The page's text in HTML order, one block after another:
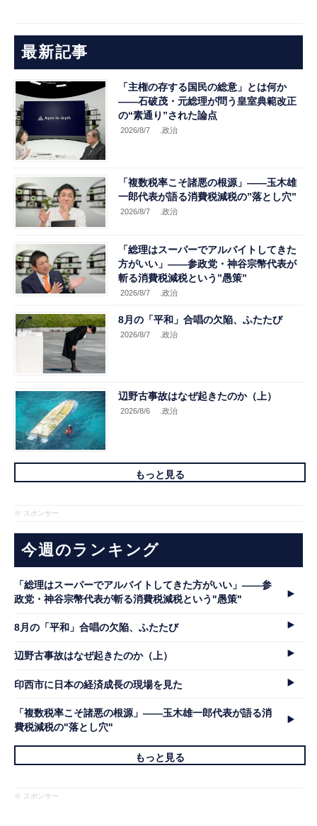
最新記事
「主権の存する国民の総意」とは何か
――石破茂・元総理が問う皇室典範改正
の“素通り”された論点
2026/8/7 .政治
「複数税率こそ諸悪の根源」――玉木雄
一郎代表が語る消費税減税の”落とし穴”
2026/8/7 .政治
「総理はスーパーでアルバイトしてきた
方がいい」――参政党・神谷宗幣代表が
斬る消費税減税という”愚策”
2026/8/7 .政治
8月の「平和」合唱の欠陥、ふたたび
2026/8/7 .政治
辺野古事故はなぜ起きたのか（上）
2026/8/6 .政治
もっと見る
※ スポンサー
今週のランキング
「総理はスーパーでアルバイトしてきた方がいい」――参
政党・神谷宗幣代表が斬る消費税減税という"愚策"
8月の「平和」合唱の欠陥、ふたたび
辺野古事故はなぜ起きたのか（上）
印西市に日本の経済成長の現場を見た
「複数税率こそ諸悪の根源」――玉木雄一郎代表が語る消
費税減税の"落とし穴"
もっと見る
※ スポンサー